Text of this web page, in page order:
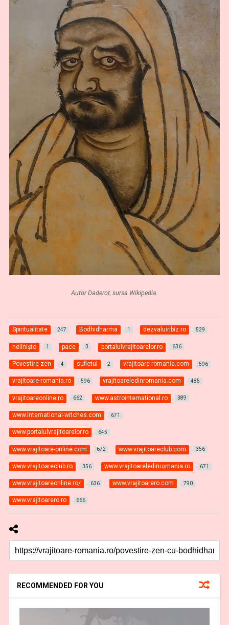
Autor Daderot, sursa Wikipedia.
Spiritualitate 247 Bodhidharma 1 dezvaluiribiz.ro 529
nelinişte 1 pace 3 portalulvrajitoarelor.ro 636
Povestire zen 4 sufletul 2 vrajitoare-romania.com 596
vrajitoare-romania.ro 596 vrajitoareledinromania.com 485
vrajitoareonline.ro 662 www.astrointernational.ro 389
www.international-witches.com 671
www.portalulvrajitoarelor.ro 645
www.vrajitoare-online.com 672 www.vrajitoareclub.com 356
www.vrajitoareclub.ro 356 www.vrajitoareledinromania.ro 671
www.vrajitoareonline.ro/ 636 www.vrajitoarero.com 790
www.vrajitoarero.ro 666
RECOMMENDED FOR YOU